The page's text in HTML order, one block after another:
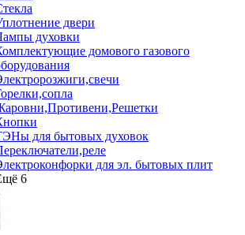
двери
духовки
домового газового
для бытовых духовок
для эл. бытовых плит
6